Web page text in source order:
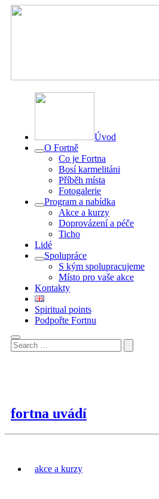
Úvod
O Fortně
Co je Fortna
Bosí karmelitáni
Příběh místa
Fotogalerie
Program a nabídka
Akce a kurzy
Doprovázení a péče
Ticho
Lidé
Spolupráce
S kým spolupracujeme
Místo pro vaše akce
Kontakty
Spiritual points
Podpořte Fortnu
fortna uvádí
akce a kurzy